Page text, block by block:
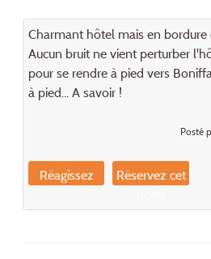
Charmant hôtel mais en bordure
Aucun bruit ne vient perturber
pour se rendre à pied vers
à pied... A savoir !
Posté
Réagissez
Réservez cet